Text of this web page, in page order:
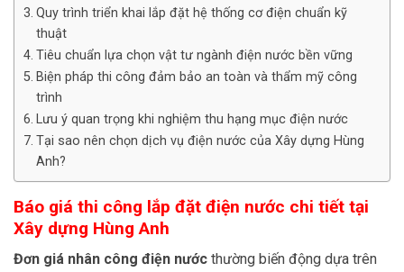
Quy trình triển khai lắp đặt hệ thống cơ điện chuẩn kỹ
thuật
Tiêu chuẩn lựa chọn vật tư ngành điện nước bền vững
Biện pháp thi công đảm bảo an toàn và thẩm mỹ công
trình
Lưu ý quan trọng khi nghiệm thu hạng mục điện nước
Tại sao nên chọn dịch vụ điện nước của Xây dựng Hùng
Anh?
Báo giá thi công lắp đặt điện nước chi tiết tại
Xây dựng Hùng Anh
Đơn giá nhân công điện nước thường biến động dựa trên